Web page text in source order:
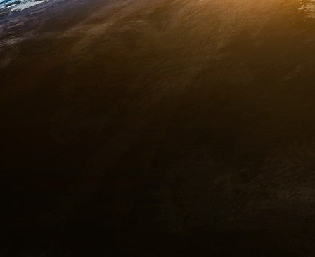
The Secretary has identified near-term options that could
threats. In some cases, we can draw on already
based capabilities to intercept missiles in mid-course or